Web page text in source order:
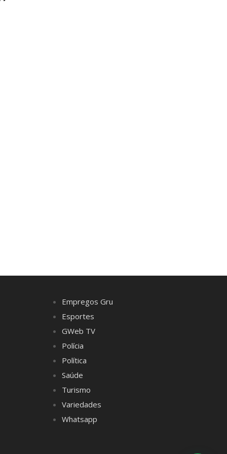
Empregos Gru
Esportes
GWeb TV
Polícia
Política
Saúde
Turismo
Variedades
Whatsapp